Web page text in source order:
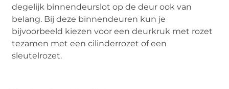
degelijk binnendeurslot op de deur ook van
belang. Bij deze binnendeuren kun je
bijvoorbeeld kiezen voor een deurkruk met rozet
tezamen met een cilinderrozet of een
sleutelrozet.